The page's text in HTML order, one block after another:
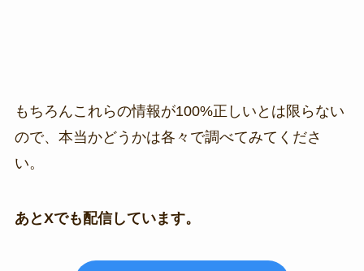
もちろんこれらの情報が100%正しいとは限らない
ので、本当かどうかは各々で調べてみてくださ
い。
あとXでも配信しています。